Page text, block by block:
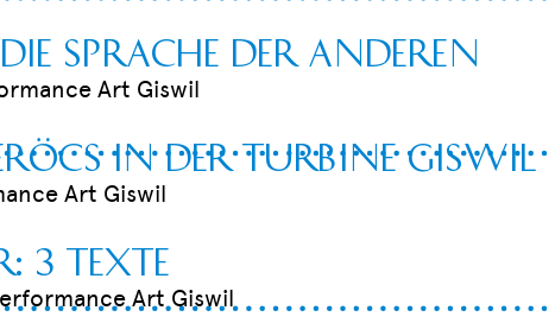
Sprache der Anderen
Art Giswil
in der Turbine Giswil
Art Giswil
3 Texte
Art Giswil